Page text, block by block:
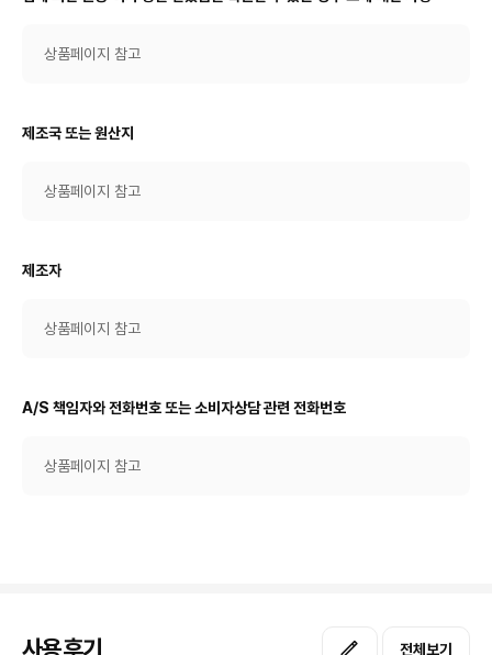
상품페이지 참고
제조국 또는 원산지
상품페이지 참고
제조자
상품페이지 참고
A/S 책임자와 전화번호 또는 소비자상담 관련 전화번호
상품페이지 참고
사용후기 전체보기